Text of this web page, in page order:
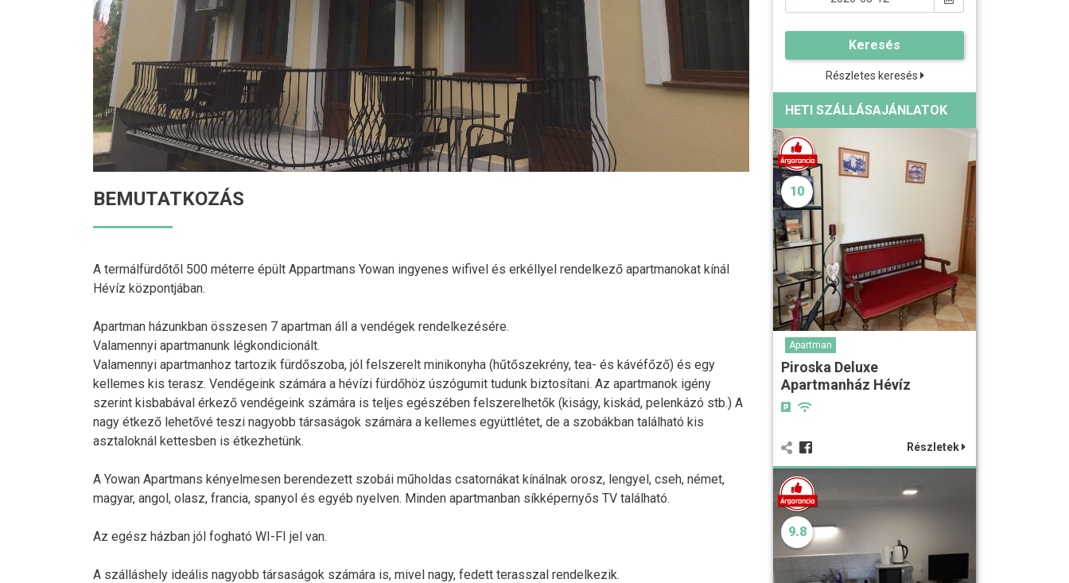
BEMUTATKOZÁS
A termálfürdőtől 500 méterre épült Appartmans Yowan ingyenes wifivel és erkéllyel rendelkező apartmanokat kínál
Hévíz központjában.
Apartman házunkban összesen 7 apartman áll a vendégek rendelkezésére.
Valamennyi apartmanunk légkondicionált.
Valamennyi apartmanhoz tartozik fürdőszoba, jól felszerelt minikonyha (hűtőszekrény, tea- és kávéfőző) és egy
kellemes kis terasz. Vendégeink számára a hévízi fürdőhöz úszógumit tudunk biztosítani. Az apartmanok igény
szerint kisbabával érkező vendégeink számára is teljes egészében felszerelhetők (kiságy, kiskád, pelenkázó stb.) A
nagy étkező lehetővé teszi nagyobb társaságok számára a kellemes együttlétet, de a szobákban található kis
asztaloknál kettesben is étkezhetünk.
A Yowan Apartmans kényelmesen berendezett szobái műholdas csatornákat kínálnak orosz, lengyel, cseh, német,
magyar, angol, olasz, francia, spanyol és egyéb nyelven. Minden apartmanban síkképernyős TV található.
Az egész házban jól fogható WI-FI jel van.
A szálláshely ideális nagyobb társaságok számára is, mivel nagy, fedett terasszal rendelkezik.
Keresés
Részletes keresés
HETI SZÁLLÁSAJÁNLATOK
10
Apartman
Piroska Deluxe
Apartmanház Hévíz
Részletek
9.8